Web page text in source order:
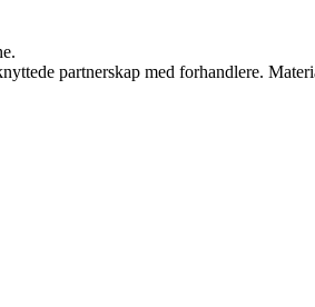
partnerskap med forhandlere.